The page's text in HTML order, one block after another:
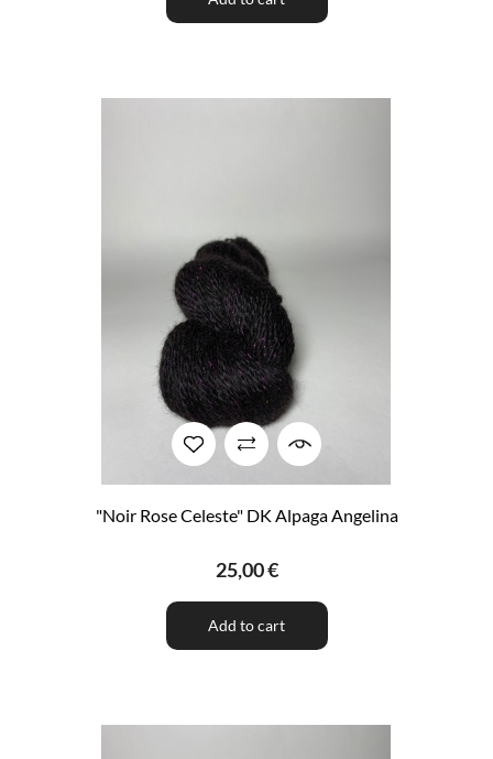
"Noir Rose Celeste" DK Alpaga Angelina
25,00 €
Add to cart